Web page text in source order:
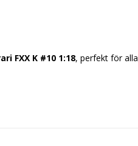
FXX K #10 1:18, perfekt för alla